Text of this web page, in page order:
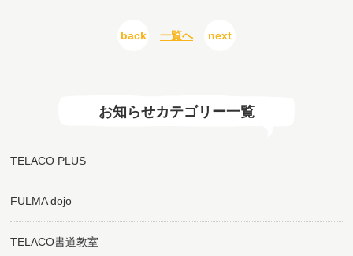
back 一覧へ next
お知らせカテゴリー一覧
TELACO PLUS
FULMA dojo
TELACO書道教室